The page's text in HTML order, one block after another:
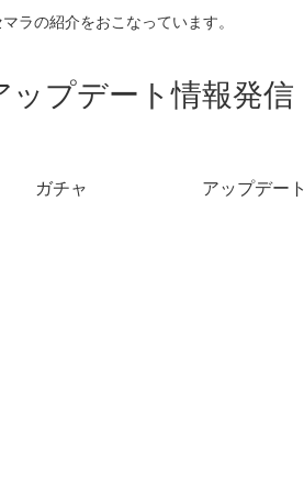
ラの紹介をおこなっています。
プデート情報発信
ガチャ アップデート